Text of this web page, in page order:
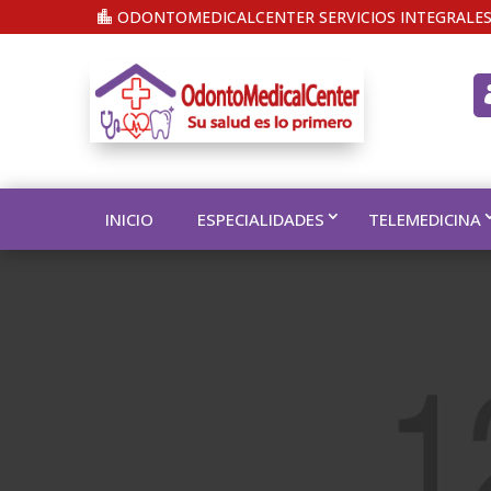
ODONTOMEDICALCENTER SERVICIOS
INICIO ESPECIALIDADES TELEMEDICINA